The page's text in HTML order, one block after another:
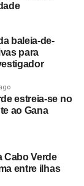
baleia-de-
para
estreia-se no
ao Gana
Cabo Verde
entre ilhas